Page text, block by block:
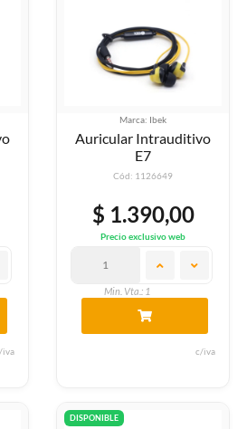
iva
Marca: Ibek
Auricular Intrauditivo
E7
Cód: 1126649
$ 1.390,00
Precio exclusivo web
Min. Vta.: 1
c/iva
DISPONIBLE